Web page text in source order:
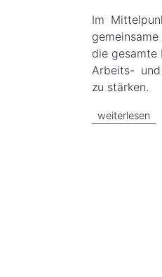
Im
die gesamte
Arbeits-
zu stärken.
weiterlesen